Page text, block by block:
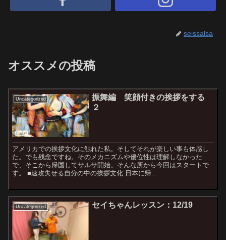
seissalsa
オススメの投稿
Uncategorized
振舞編 笑顔付きの挨拶をする
２
アメリカでの挨拶文化に触れた私。そしてそれが楽しい事も体感し
た。でも残念ですね。そのメカニズムや優位性は理解しなかった
で、そこから帰国してサルサ開始。そんな所から今回はスタートで
す。 ■速攻失せる自分の中の挨拶文化 日本に帰...
Uncategorized セイちゃんレッスン：12/19